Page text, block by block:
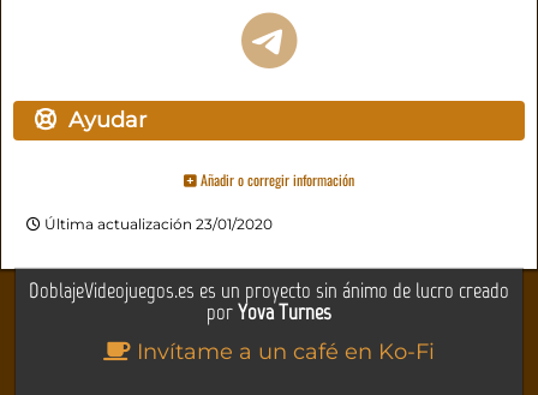
Ayudar
Añadir o corregir información
Última actualización 23/01/2020
DoblajeVideojuegos.es es un proyecto sin ánimo de lucro creado
porYova Turnes
Invítame a un café en Ko-Fi